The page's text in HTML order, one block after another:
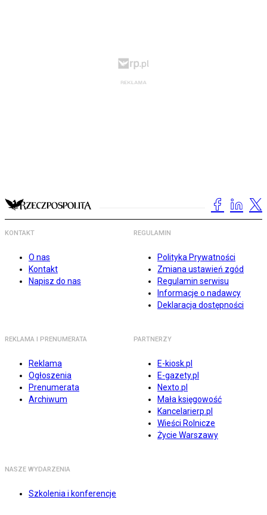
KONTAKT
O nas
Kontakt
Napisz do nas
REGULAMIN
Polityka Prywatności
Zmiana ustawień zgód
Regulamin serwisu
Informacje o nadawcy
Deklaracja dostępności
REKLAMA I PRENUMERATA
Reklama
Ogłoszenia
Prenumerata
Archiwum
PARTNERZY
E-kiosk.pl
E-gazety.pl
Nexto.pl
Mała księgowość
Kancelarierp.pl
Wieści Rolnicze
Życie Warszawy
NASZE WYDARZENIA
Szkolenia i konferencje